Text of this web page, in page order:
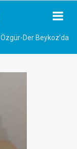
Özgür-Der Beykoz’da